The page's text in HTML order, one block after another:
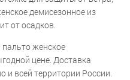
демисезонное из
от осадков.
женское
цене. Доставка
и всей территории России.